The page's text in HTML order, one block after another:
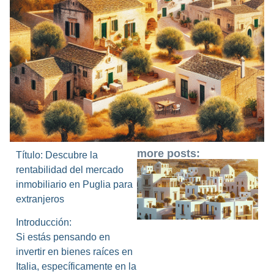
Título: Descubre la
rentabilidad del mercado
inmobiliario en Puglia para
extranjeros
Introducción:
Si estás pensando en
invertir en bienes raíces en
Italia, específicamente en la
more posts: